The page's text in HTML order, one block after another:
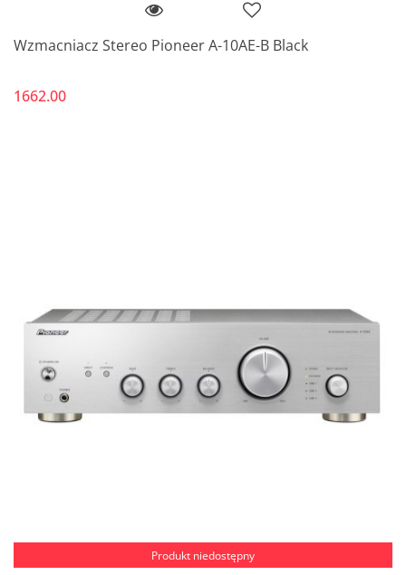
Wzmacniacz Stereo Pioneer A-10AE-B Black
1662.00
Produkt niedostępny